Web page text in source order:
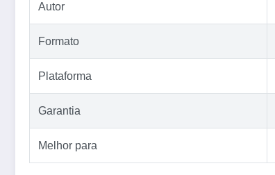
Autor
Formato
Plataforma
Garantia
Melhor para